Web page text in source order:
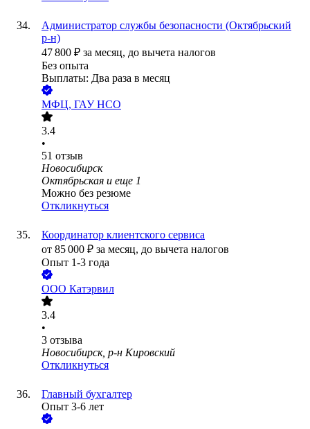
Администратор службы безопасности (Октябрьский
р-н)
47 800 ₽ за месяц, до вычета налогов
Без опыта
Выплаты: Два раза в месяц
МФЦ, ГАУ НСО
3.4
•
51 отзыв
Новосибирск
Октябрьская и еще 1
Можно без резюме
Откликнуться
Координатор клиентского сервиса
от 85 000 ₽ за месяц, до вычета налогов
Опыт 1-3 года
ООО Катэрвил
3.4
•
3 отзыва
Новосибирск, р-н Кировский
Откликнуться
Главный бухгалтер
Опыт 3-6 лет